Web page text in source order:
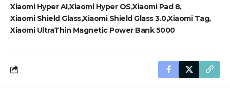
Xiaomi Hyper AIXiaomi Hyper OS Xiaomi Pad 8
Xiaomi Shield GlassXiaomi Shield Glass 3.0Xiaomi Tag
Xiaomi UltraThin Magnetic Power Bank 5000